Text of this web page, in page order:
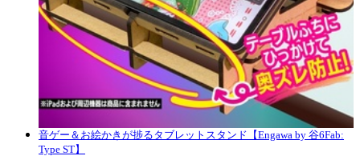
音ゲー＆お絵かきが捗るタブレットスタンド【Engawa by 谷6Fab:
Type ST】